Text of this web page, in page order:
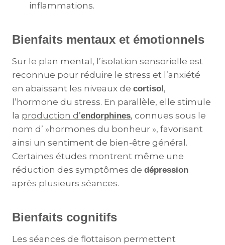
inflammations.
Bienfaits mentaux et émotionnels
Sur le plan mental, l’isolation sensorielle est
reconnue pour réduire le stress et l’anxiété
en abaissant les niveaux de cortisol ,
l’hormone du stress. En parallèle, elle stimule
la production d’endorphines, connues sous le
nom d’ »hormones du bonheur », favorisant
ainsi un sentiment de bien-être général.
Certaines études montrent même une
réduction des symptômes de dépression
après plusieurs séances.
Bienfaits cognitifs
Les séances de flottaison permettent